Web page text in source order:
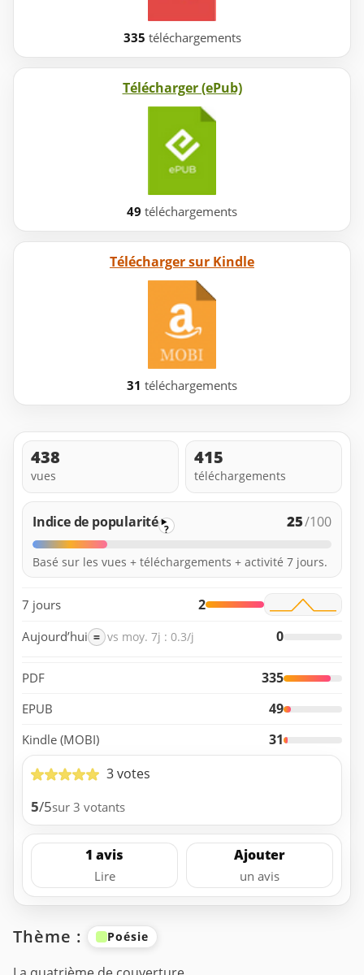
335 téléchargements
Télécharger (ePub)
49 téléchargements
Télécharger sur Kindle
31 téléchargements
438
vues
415
téléchargements
Indice de popularité ? 25/100
Basé sur les vues + téléchargements + activité 7 jours.
7 jours 2
Aujourd’hui = vs moy. 7j : 0.3/j 0
PDF 335
EPUB 49
Kindle (MOBI)
31
3 votes
5/5sur 3 votants
1 avis
Lire
Ajouter
un avis
Thème : Poésie